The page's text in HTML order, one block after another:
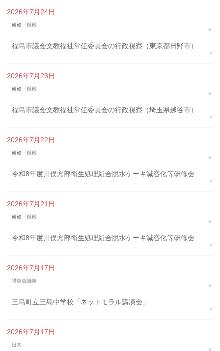
2026年7月24日
研修・視察
福島市議会文教福祉常任委員会の行政視察（東京都日野市）
2026年7月23日
研修・視察
福島市議会文教福祉常任委員会の行政視察（埼玉県越谷市）
2026年7月22日
研修・視察
令和8年度川俣方部衛生処理組合脱水ケーキ減容化等研修会
2026年7月21日
研修・視察
令和8年度川俣方部衛生処理組合脱水ケーキ減容化等研修会
2026年7月17日
講演会講師
三島町立三島中学校「ネットモラル講演会」
2026年7月17日
日常